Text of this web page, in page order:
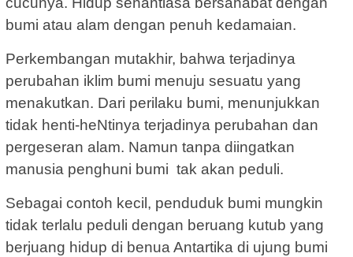
bumi atau alam dengan penuh kedamaian.
Perkembangan mutakhir, bahwa terjadinya
perubahan iklim bumi menuju sesuatu yang
menakutkan. Dari perilaku bumi, menunjukkan
tidak henti-heNtinya terjadinya perubahan dan
pergeseran alam. Namun tanpa diingatkan
manusia penghuni bumi tak akan peduli.
Sebagai contoh kecil, penduduk bumi mungkin
tidak terlalu peduli dengan beruang kutub yang
berjuang hidup di benua Antartika di ujung bumi